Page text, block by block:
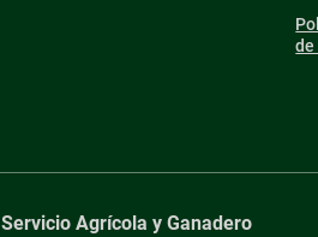
de
Servicio Agrícola y Ganadero